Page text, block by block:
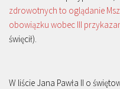
zdrowotnych to oglądanie
obowiązku wobec III
święcił).
W liście Jana Pawła II o